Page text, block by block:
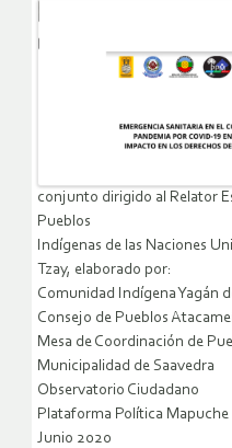
conjunto dirigido al Relator
Pueblos
Indígenas de las Naciones
Tzay, elaborado por:
Comunidad Indígena Yagán
Consejo de Pueblos
Mesa de Coordinación de
Municipalidad de Saavedra
Observatorio Ciudadano
Plataforma Política Mapuche
Junio 2020